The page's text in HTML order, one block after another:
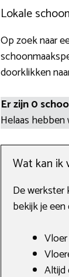
Lokale
Op zoek naar
doorklikken
Er zijn 0
Helaas
Wat kan ik
De werkster
bekijk je
Altijd